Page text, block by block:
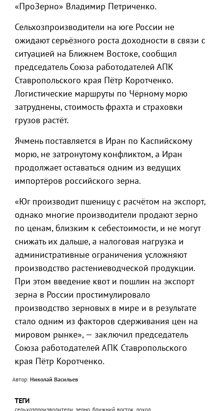
«ПроЗерно» Владимир Петриченко.
Сельхозпроизводители на юге России не
ожидают серьёзного роста доходности в связи с
ситуацией на Ближнем Востоке, сообщил
председатель Союза работодателей АПК
Ставропольского края Пётр Коротченко.
Логистические маршруты по Чёрному морю
затруднены, стоимость фрахта и страховки
грузов растёт.
Ячмень поставляется в Иран по Каспийскому
морю, не затронутому конфликтом, а Иран
продолжает оставаться одним из ведущих
импортёров российского зерна.
«Юг производит пшеницу с расчётом на экспорт,
однако многие производители продают зерно
по ценам, близким к себестоимости, и не могут
снижать их дальше, а налоговая нагрузка и
административные ограничения усложняют
производство растениеводческой продукции.
При этом введение квот и пошлин на экспорт
зерна в России простимулировало
производство зерновых в мире и в результате
стало одним из факторов сдерживания цен на
мировом рынке», — заключил председатель
Союза работодателей АПК Ставропольского
края Пётр Коротченко.
Автор: Николай Васильев
ТЕГИ
сельхозпроизводители, зерно, ближний восток, доход